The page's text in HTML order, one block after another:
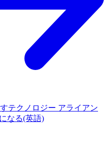
テクノロジー アライアン
なる(英語)